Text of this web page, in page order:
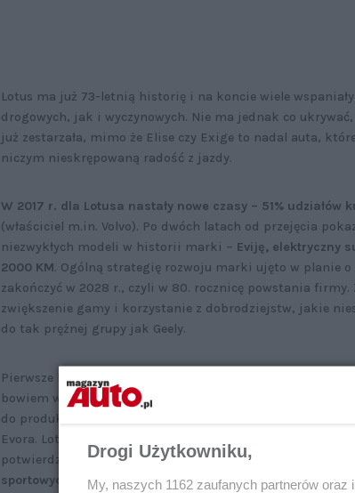
Lotus ma już 73-letnią historię i na koncie wiele
drogowych, jak i wyczynowych. Nie ma jednak co
już zestarzała, mimo że Elise czy Exige to nadal auta,
niczym nieskrępowaną radość z jazdy.
W 2017 r. dla Lotusa nastały nowe czasy – 51% udziałów
(właściciel m.in. Volvo). Po dwóch latach od przejęcia
niezwykłych modeli w historii marki – Eviję, elektryczny
2000 KM. Ogólną strategię rozwoju marki ujęto w planie
zakończyć w 2028 r., czyli w 80. rocznicę powstania firmy.
zwiększenie gamy i korzystanie z dobrodziejstw, jakie
do tak prężnej grupy jak Geely.
Pierwsze bardzo ważne oznaki realizacji planu właśnie
bowiem w tym roku z całą gamą swoich seryjnych
do produkcji)
Evora. Lotus właśnie opublikował zdjęcie, na którym
potwierdzając tym samym, żeprzygotowuje się do
sportowych.
Drogi Użytkowniku,
My, naszych 1162 zaufanych partnerów